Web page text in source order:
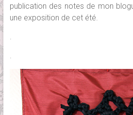
publication des notes de mon
une exposition de cet été.
.
.